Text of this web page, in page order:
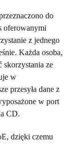
do
oferowanymi
z jednego
Każda osoba,
skorzystania ze
w
przesyła dane z
w port
CD.
dzięki czemu